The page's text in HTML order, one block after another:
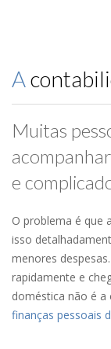
A
Muitas
e
O problema é que
isso
menores
rapidamente e
doméstica não é a
finanças pessoais